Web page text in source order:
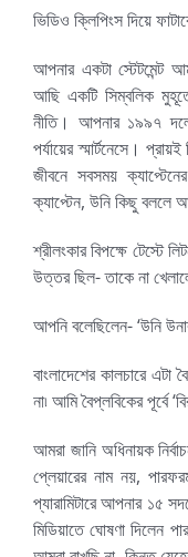
ভিডিও ক্লিপিংস দিয়ে
আপনার একটা স্টেটমেন্ট
আছি একটি সিম্বলিক
নীতি। আপনার ১৯৯৭
পর্যায়ের স্মার্টনেসে।
জীবনে সবসময়
ক্যাপ্টেন, উনি কিছু বললে
শ্রীলংকার বিপক্ষে টেস্টে
উত্তর ছিল- তাকে না
আপনি বলেছিলেন- ‘উনি
বাংলাদেশের কালচারে
না৷ আমি বৈপ্লবিকের পূর্বে
আমরা জানি অধিনায়ক
প্লেয়ারের নাম নয়,
প্যারামিটারে আপনার ১৫
মিডিয়াতে ঘোষণা দিলেন